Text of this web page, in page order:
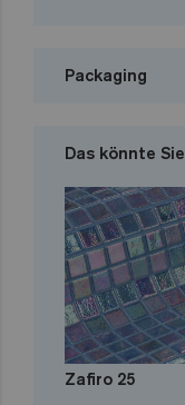
Packaging
Das könnte
Zafiro 25